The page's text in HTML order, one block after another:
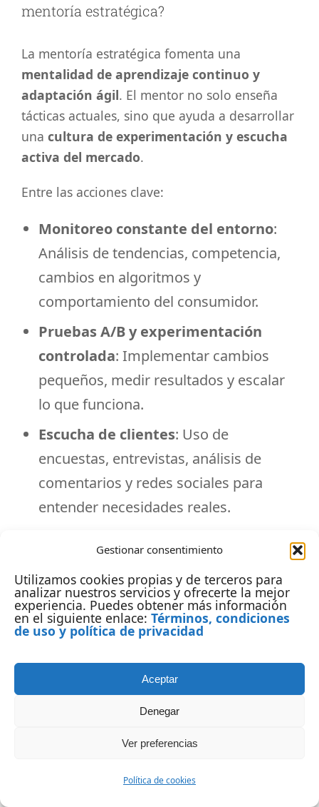
Gestionar consentimiento
Utilizamos cookies propias y de terceros para
analizar nuestros servicios y ofrecerte la mejor
experiencia. Puedes obtener más información
en el siguiente enlace: Términos, condiciones
de uso y política de privacidad
Aceptar
Denegar
Ver preferencias
Política de cookies
mentoría estratégica?
La mentoría estratégica fomenta una
mentalidad de aprendizaje continuo y
adaptación ágil. El mentor no solo enseña
tácticas actuales, sino que ayuda a desarrollar
una cultura de experimentación y escucha
activa del mercado.
Entre las acciones clave:
Monitoreo constante del entorno:
Análisis de tendencias, competencia,
cambios en algoritmos y
comportamiento del consumidor.
Pruebas A/B y experimentación
controlada: Implementar cambios
pequeños, medir resultados y escalar
lo que funciona.
Escucha de clientes: Uso de
encuestas, entrevistas, análisis de
comentarios y redes sociales para
entender necesidades reales.
: Revisión periódica del plan
de marketing para ajustarlo a nuevas
realidades.
que el equipo interno puede pasar por alto.